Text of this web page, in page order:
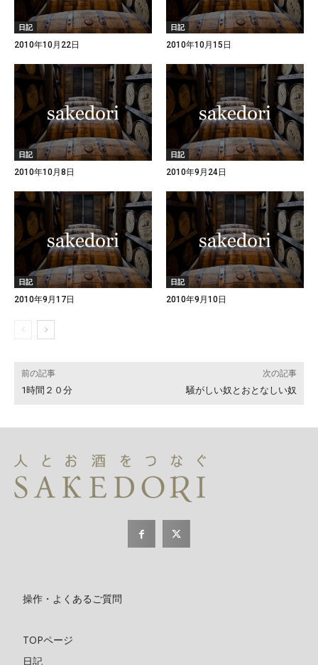
日記
2010年10月22日
日記
2010年10月15日
日記
2010年10月8日
日記
2010年9月24日
日記
2010年9月17日
日記
2010年9月10日
前の記事
1時間２０分
次の記事
騒がしい奴とおとなしい奴
操作・よくあるご質問
TOPページ
日記